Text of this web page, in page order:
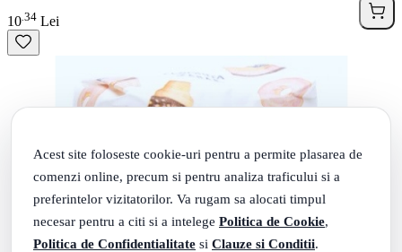
Acest site foloseste cookie-uri pentru a permite plasarea de
comenzi online, precum si pentru analiza traficului si a
preferintelor vizitatorilor. Va rugam sa alocati timpul
necesar pentru a citi si a intelege Politica de Cookie,
Politica de Confidentialitate si Clauze si Conditii.
10 34 Lei